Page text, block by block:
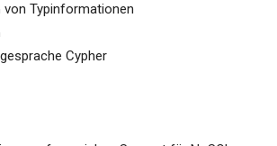
Typinformationen
Cypher